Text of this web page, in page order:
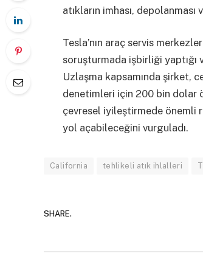
atıkların imhası,
Tesla’nın araç servis
soruşturmada işbirliği yaptığı
Uzlaşma kapsamında şirket,
denetimleri için 200 bin dolar
çevresel iyileştirmede önemli
yol açabileceğini vurguladı.
California tehlikeli atık ihlalleri
SHARE.